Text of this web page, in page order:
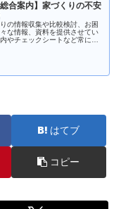
合案内】家づくりの不安
の情報収集や比較検討、お困
な情報、資料を提供させてい
やチェックシートなど常に新
いかわ…
はてブ
コピー